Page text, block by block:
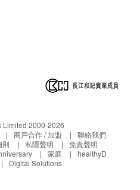
Limited 2000-2026
商戶合作 / 加盟
聯絡我們
則 私隱聲明
免責聲明
家庭
healthyD
Digital Solutions